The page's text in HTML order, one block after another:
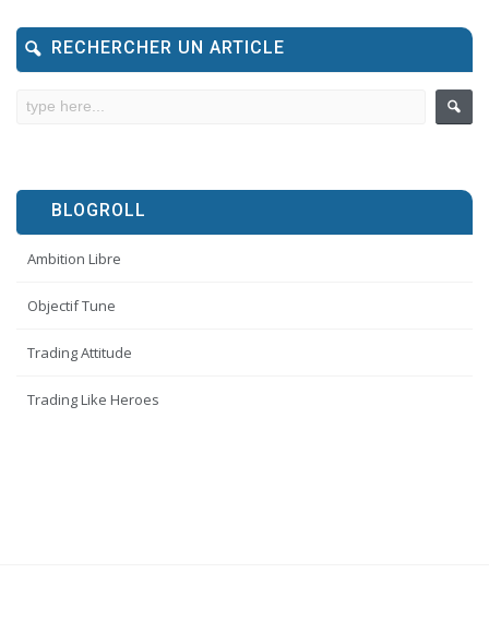
RECHERCHER UN ARTICLE
BLOGROLL
Ambition Libre
Objectif Tune
Trading Attitude
Trading Like Heroes